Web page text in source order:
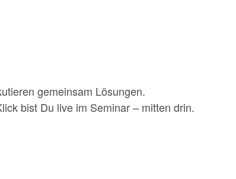
gemeinsam Lösungen.
bist Du live im Seminar – mitten drin.